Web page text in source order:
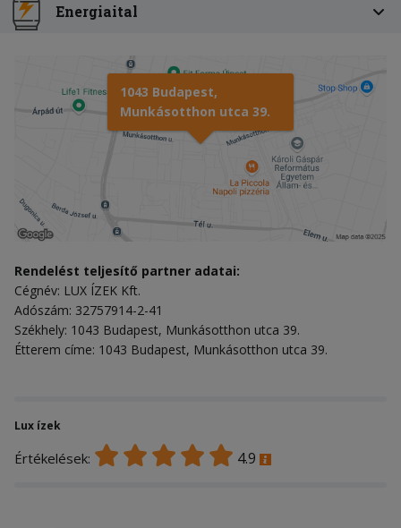
Energiaital
1043 Budapest,
Munkásotthon utca 39.
Rendelést teljesítő partner adatai:
Cégnév: LUX ÍZEK Kft.
Adószám: 32757914-2-41
Székhely: 1043 Budapest, Munkásotthon utca 39.
Étterem címe: 1043 Budapest, Munkásotthon utca 39.
Lux ízek
Értékelések: 4.9